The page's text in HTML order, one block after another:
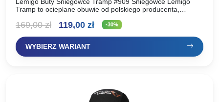
Tramp to ocieplane obuwie od polskiego producenta,
zimowych warunkach….
169,00zł
Pierwotna
cena
wynosiła:
119,00 złAktualna
cena
-30%
WYBIERZ WARIANT